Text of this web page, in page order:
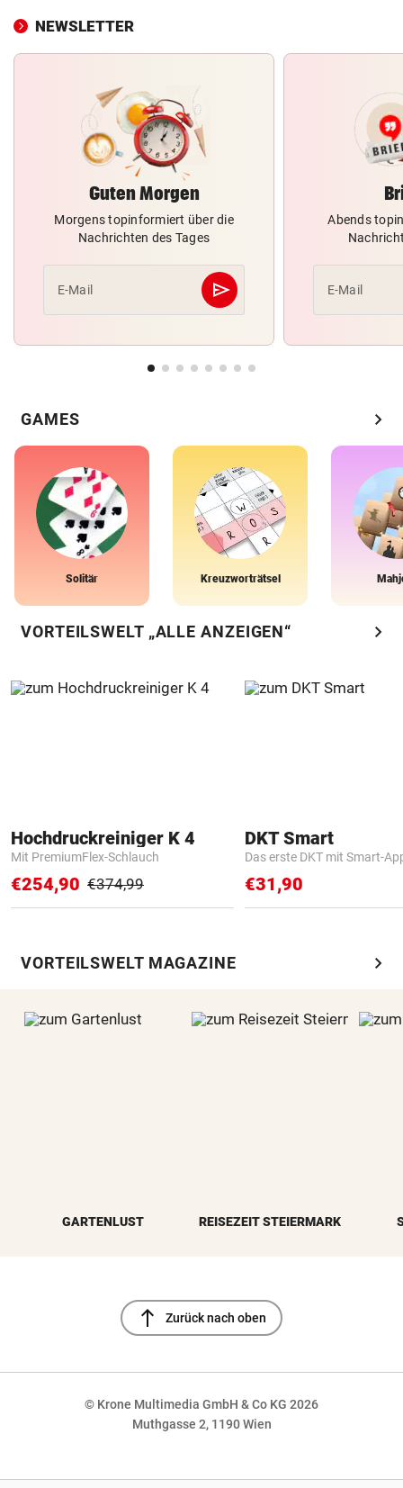
NEWSLETTER
Guten Morgen
Morgens topinformiert über die
Nachrichten des Tages
E-Mail send
Abschicken
Abends
E-Mail
GAMES chevron_right
Solitär Kreuzworträtsel
VORTEILSWELT „ALLE ANZEIGEN“ chevron_right
Hochdruckreiniger K 4
Mit PremiumFlex-Schlauch
€254,90 €374,99
DKT Smart
Das erste DKT mit Smart-
€31,90
VORTEILSWELT MAGAZINE chevron_right
GARTENLUST REISEZEIT STEIERMARK
north Zurück nach oben
© Krone Multimedia GmbH & Co KG 2026
Muthgasse 2, 1190 Wien
NaN%